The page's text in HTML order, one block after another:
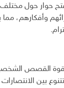
حوار حول مختلف
وأفكارهم،
قوة القصص
بين الانتصارات